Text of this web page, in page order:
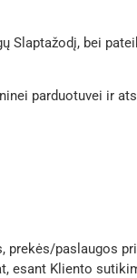
Slaptažodį, bei
parduotuvei ir
prekės/paslaugos
esant Kliento